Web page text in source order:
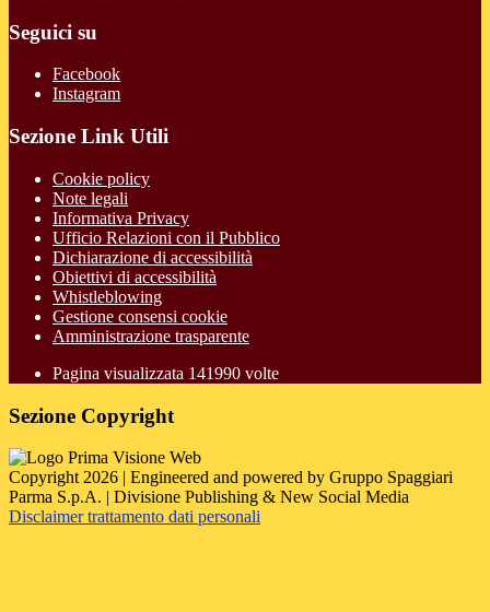
Seguici su
Facebook
Instagram
Sezione Link Utili
Cookie policy
Note legali
Informativa Privacy
Ufficio Relazioni con il Pubblico
Dichiarazione di accessibilità
Obiettivi di accessibilità
Whistleblowing
Gestione consensi cookie
Amministrazione trasparente
Pagina visualizzata 141990 volte
Sezione Copyright
Copyright 2026 | Engineered and powered by Gruppo Spaggiari
Parma S.p.A. | Divisione Publishing & New Social Media
Disclaimer trattamento dati personali